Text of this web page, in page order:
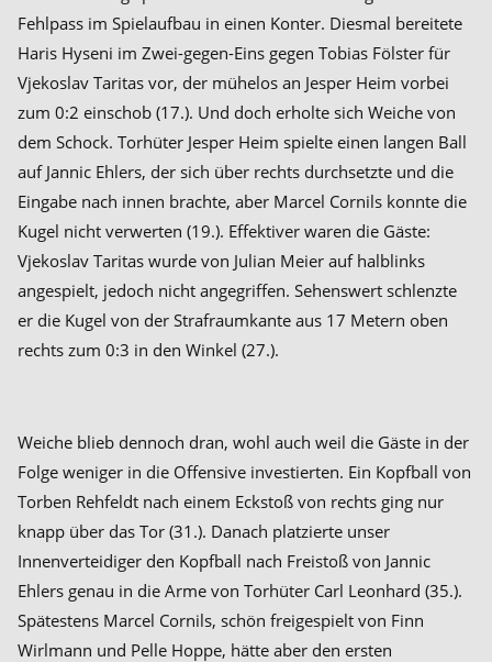
Fehlpass im Spielaufbau in einen Konter. Diesmal bereitete
Haris Hyseni im Zwei-gegen-Eins gegen Tobias Fölster für
Vjekoslav Taritas vor, der mühelos an Jesper Heim vorbei
zum 0:2 einschob (17.). Und doch erholte sich Weiche von
dem Schock. Torhüter Jesper Heim spielte einen langen Ball
auf Jannic Ehlers, der sich über rechts durchsetzte und die
Eingabe nach innen brachte, aber Marcel Cornils konnte die
Kugel nicht verwerten (19.). Effektiver waren die Gäste:
Vjekoslav Taritas wurde von Julian Meier auf halblinks
angespielt, jedoch nicht angegriffen. Sehenswert schlenzte
er die Kugel von der Strafraumkante aus 17 Metern oben
rechts zum 0:3 in den Winkel (27.).
Weiche blieb dennoch dran, wohl auch weil die Gäste in der
Folge weniger in die Offensive investierten. Ein Kopfball von
Torben Rehfeldt nach einem Eckstoß von rechts ging nur
knapp über das Tor (31.). Danach platzierte unser
Innenverteidiger den Kopfball nach Freistoß von Jannic
Ehlers genau in die Arme von Torhüter Carl Leonhard (35.).
Spätestens Marcel Cornils, schön freigespielt von Finn
Wirlmann und Pelle Hoppe, hätte aber den ersten